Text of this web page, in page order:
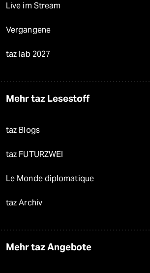
Live im Stream
Vergangene
taz lab 2027
Mehr taz Lesestoff
taz Blogs
taz FUTURZWEI
Le Monde diplomatique
taz Archiv
Mehr taz Angebote